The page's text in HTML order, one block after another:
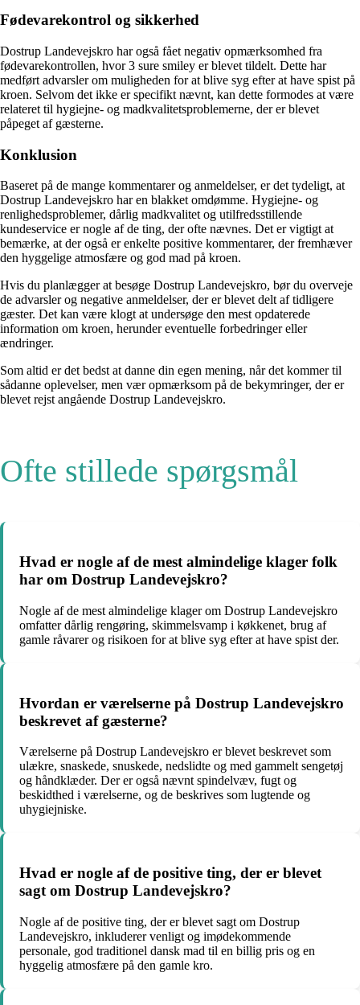
Fødevarekontrol og sikkerhed
Dostrup Landevejskro har også fået negativ opmærksomhed fra
fødevarekontrollen, hvor 3 sure smiley er blevet tildelt. Dette har
medført advarsler om muligheden for at blive syg efter at have spist på
kroen. Selvom det ikke er specifikt nævnt, kan dette formodes at være
relateret til hygiejne- og madkvalitetsproblemerne, der er blevet
påpeget af gæsterne.
Konklusion
Baseret på de mange kommentarer og anmeldelser, er det tydeligt, at
Dostrup Landevejskro har en blakket omdømme. Hygiejne- og
renlighedsproblemer, dårlig madkvalitet og utilfredsstillende
kundeservice er nogle af de ting, der ofte nævnes. Det er vigtigt at
bemærke, at der også er enkelte positive kommentarer, der fremhæver
den hyggelige atmosfære og god mad på kroen.
Hvis du planlægger at besøge Dostrup Landevejskro, bør du overveje
de advarsler og negative anmeldelser, der er blevet delt af tidligere
gæster. Det kan være klogt at undersøge den mest opdaterede
information om kroen, herunder eventuelle forbedringer eller
ændringer.
Som altid er det bedst at danne din egen mening, når det kommer til
sådanne oplevelser, men vær opmærksom på de bekymringer, der er
blevet rejst angående Dostrup Landevejskro.
Ofte stillede spørgsmål
Hvad er nogle af de mest almindelige klager folk
har om Dostrup Landevejskro?
Nogle af de mest almindelige klager om Dostrup Landevejskro
omfatter dårlig rengøring, skimmelsvamp i køkkenet, brug af
gamle råvarer og risikoen for at blive syg efter at have spist der.
Hvordan er værelserne på Dostrup Landevejskro
beskrevet af gæsterne?
Værelserne på Dostrup Landevejskro er blevet beskrevet som
ulækre, snaskede, snuskede, nedslidte og med gammelt sengetøj
og håndklæder. Der er også nævnt spindelvæv, fugt og
beskidthed i værelserne, og de beskrives som lugtende og
uhygiejniske.
Hvad er nogle af de positive ting, der er blevet
sagt om Dostrup Landevejskro?
Nogle af de positive ting, der er blevet sagt om Dostrup
Landevejskro, inkluderer venligt og imødekommende
personale, god traditionel dansk mad til en billig pris og en
hyggelig atmosfære på den gamle kro.